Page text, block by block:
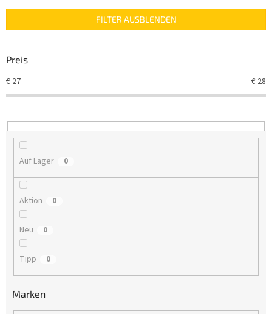
k
s
r
t
e
r
FILTER AUSBLENDEN
Preis
€ 27 € 28
Auf Lager 0
Aktion 0
Neu 0
Tipp 0
Marken